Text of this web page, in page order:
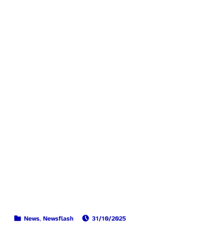
KATEGORISIERT IN:
News, Newsflash 31/10/2025